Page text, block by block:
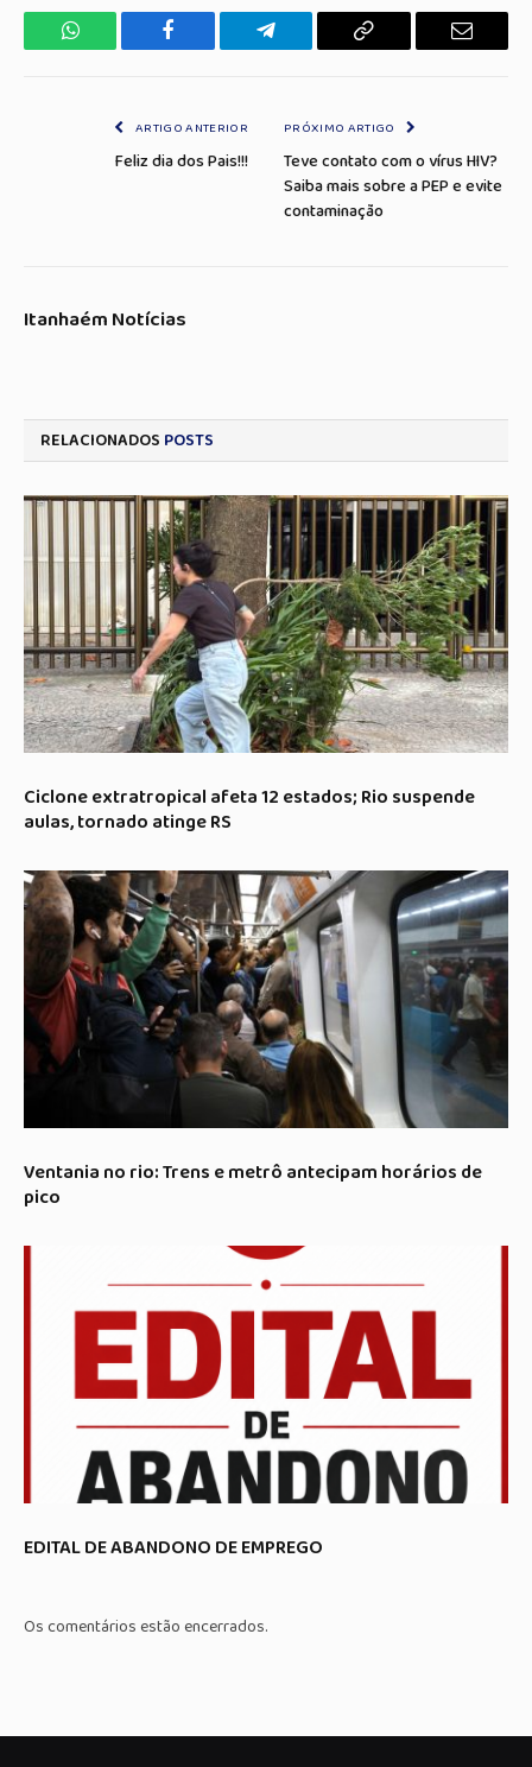
WhatsApp Facebook Telegrama Copiar
E-
ARTIGO ANTERIOR
Feliz dia dos Pais!!!
PRÓXIMO ARTIGO
Teve contato com o vírus HIV?
Saiba mais sobre a PEP e evite
contaminação
Itanhaém Notícias
RELACIONADOS POSTS
Ciclone extratropical afeta 12 estados; Rio suspende
aulas, tornado atinge RS
Ventania no rio: Trens e metrô antecipam horários de
pico
EDITAL DE ABANDONO DE EMPREGO
Os comentários estão encerrados.